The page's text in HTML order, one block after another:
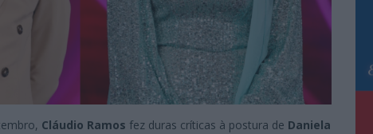
Cláudio Ramos fez duras críticas à postura de Daniela